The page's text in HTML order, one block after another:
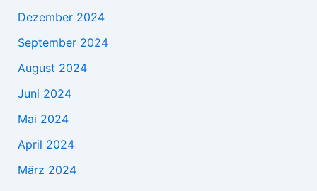
Dezember 2024
September 2024
August 2024
Juni 2024
Mai 2024
April 2024
März 2024